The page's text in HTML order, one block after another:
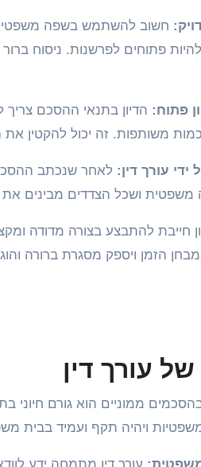
חשוב להשתמש בשפה
להיות פתוחים לפרשנות. ניסוח
פתוח: הדיון בתנאי ההסכם
משותפות. זה יכול להקטין את
עורך דין: לאחר שנכתב
משפטית ושכל הצדדים מבינים את
להתבצע בצורה מדודה
הזמן ויספק מסגרת ברורה
עורך דין
ממוניים הוא גורם
ויהיה תקף ועמיד בבית